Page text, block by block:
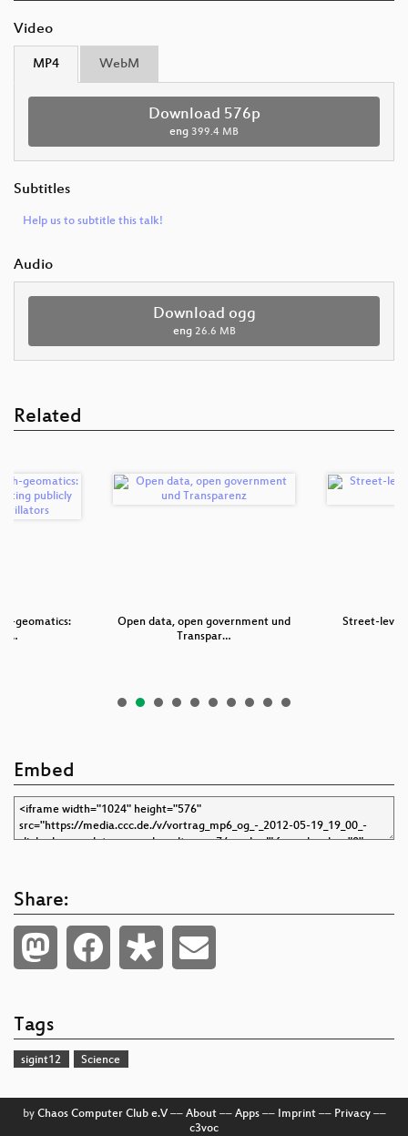
Video
MP4 WebM
Download 576p
eng 399.4 MB
Subtitles
Help us to subtitle this talk!
Audio
Download ogg
eng 26.6 MB
Related
geomatics:
…
Open data, open government und
Transpar…
Street-level
Embed
Share:
Tags
sigint12 Science
by Chaos Computer Club e.V–– About–– Apps–– Imprint–– Privacy––
c3voc